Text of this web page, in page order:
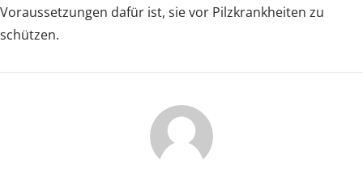
Voraussetzungen dafür ist, sie vor Pilzkrankheiten zu
schützen.